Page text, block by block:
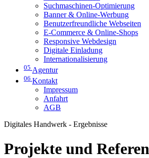
Suchmaschinen-Optimierung
Banner & Online-Werbung
Benutzerfreundliche Webseiten
E-Commerce & Online-Shops
Responsive Webdesign
Digitale Einladung
Internationalisierung
05 Agentur
06 Kontakt
Impressum
Anfahrt
AGB
Digitales Handwerk - Ergebnisse
Projekte und